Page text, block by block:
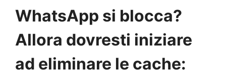
WhatsApp si blocca?
Allora dovresti iniziare
ad eliminare le cache: